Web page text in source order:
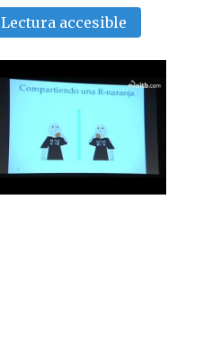
Lectura accesible